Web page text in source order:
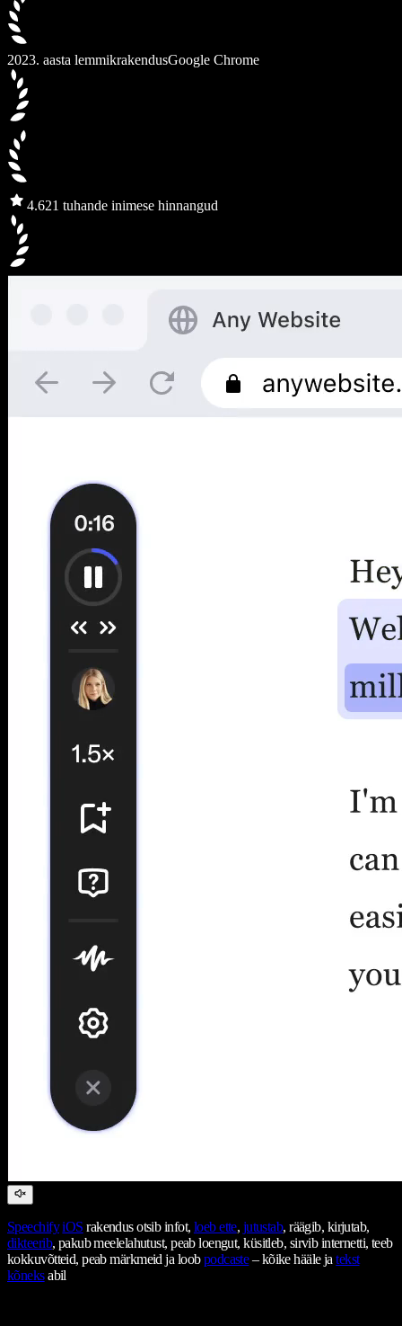
2023. aasta lemmikrakendusGoogle Chrome
4.621 tuhande inimese hinnangud
Speechify iOS rakendus otsib infot, loeb ette, jutustab, räägib, kirjutab,
dikteerib, pakub meelelahutust, peab loengut, küsitleb, sirvib internetti, teeb
kokkuvõtteid, peab märkmeid ja loobpodcaste– kõike hääle jatekst
kõneksabil